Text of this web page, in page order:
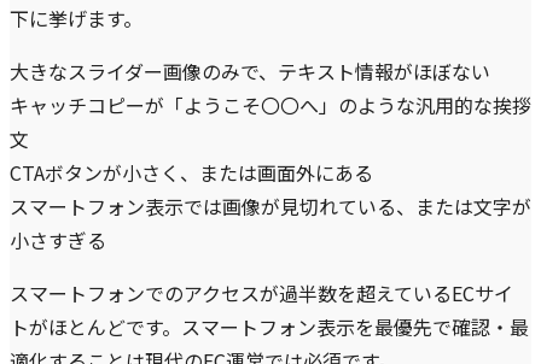
下に挙げます。
大きなスライダー画像のみで、テキスト情報がほぼない
キャッチコピーが「ようこそ〇〇へ」のような汎用的な挨拶
文
CTAボタンが小さく、または画面外にある
スマートフォン表示では画像が見切れている、または文字が
小さすぎる
スマートフォンでのアクセスが過半数を超えているECサイ
トがほとんどです。スマートフォン表示を最優先で確認・最